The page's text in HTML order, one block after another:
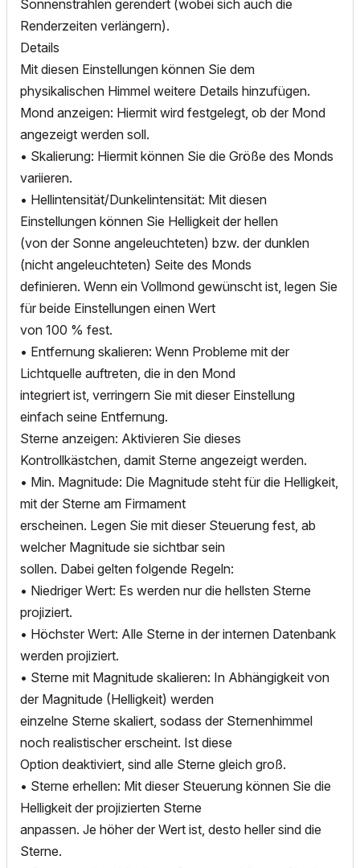
Sonnenstrahlen gerendert (wobei sich auch die
Renderzeiten verlängern).
Details
Mit diesen Einstellungen können Sie dem
physikalischen Himmel weitere Details hinzufügen.
Mond anzeigen: Hiermit wird festgelegt, ob der Mond
angezeigt werden soll.
• Skalierung: Hiermit können Sie die Größe des Monds
variieren.
• Hellintensität/Dunkelintensität: Mit diesen
Einstellungen können Sie Helligkeit der hellen
(von der Sonne angeleuchteten) bzw. der dunklen
(nicht angeleuchteten) Seite des Monds
definieren. Wenn ein Vollmond gewünscht ist, legen Sie
für beide Einstellungen einen Wert
von 100 % fest.
• Entfernung skalieren: Wenn Probleme mit der
Lichtquelle auftreten, die in den Mond
integriert ist, verringern Sie mit dieser Einstellung
einfach seine Entfernung.
Sterne anzeigen: Aktivieren Sie dieses
Kontrollkästchen, damit Sterne angezeigt werden.
• Min. Magnitude: Die Magnitude steht für die Helligkeit,
mit der Sterne am Firmament
erscheinen. Legen Sie mit dieser Steuerung fest, ab
welcher Magnitude sie sichtbar sein
sollen. Dabei gelten folgende Regeln:
• Niedriger Wert: Es werden nur die hellsten Sterne
projiziert.
• Höchster Wert: Alle Sterne in der internen Datenbank
werden projiziert.
• Sterne mit Magnitude skalieren: In Abhängigkeit von
der Magnitude (Helligkeit) werden
einzelne Sterne skaliert, sodass der Sternenhimmel
noch realistischer erscheint. Ist diese
Option deaktiviert, sind alle Sterne gleich groß.
• Sterne erhellen: Mit dieser Steuerung können Sie die
Helligkeit der projizierten Sterne
anpassen. Je höher der Wert ist, desto heller sind die
Sterne.